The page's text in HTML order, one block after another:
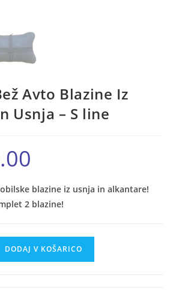
Avto Blazine Iz
Usnja – S line
blazine iz usnja in alkantare!
2 blazine!
DODAJ V KOŠARICO